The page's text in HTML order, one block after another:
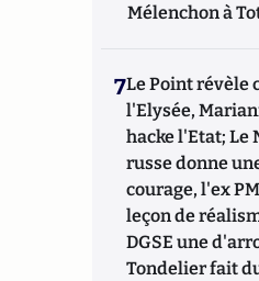
Mélenchon à
7Le Point révèle
l'Elysée,
hacke l'Etat; Le
russe donne
courage, l'ex
leçon de
DGSE une
Tondelier fait